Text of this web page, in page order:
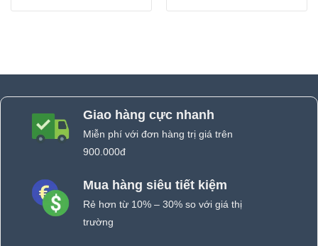
Giao hàng cực nhanh
Miễn phí với đơn hàng trị giá trên
900.000đ
Mua hàng siêu tiết kiệm
Rẻ hơn từ 10% – 30% so với giá thị
trường